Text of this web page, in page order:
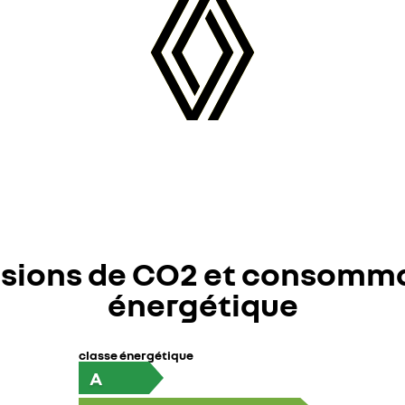
de CO2 et
énergétique
classe énergétique
A